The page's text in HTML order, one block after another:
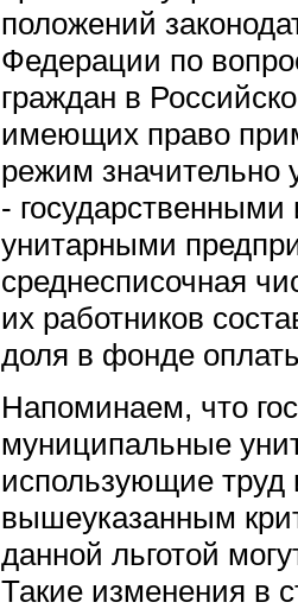
положений
Федерации по
граждан в
имеющих право
режим значительно
-
унитарными
среднесписочная
их работников
доля в фонде
Напоминаем, что
муниципальные
использующие
вышеуказанным
данной льготой
Такие изменения в